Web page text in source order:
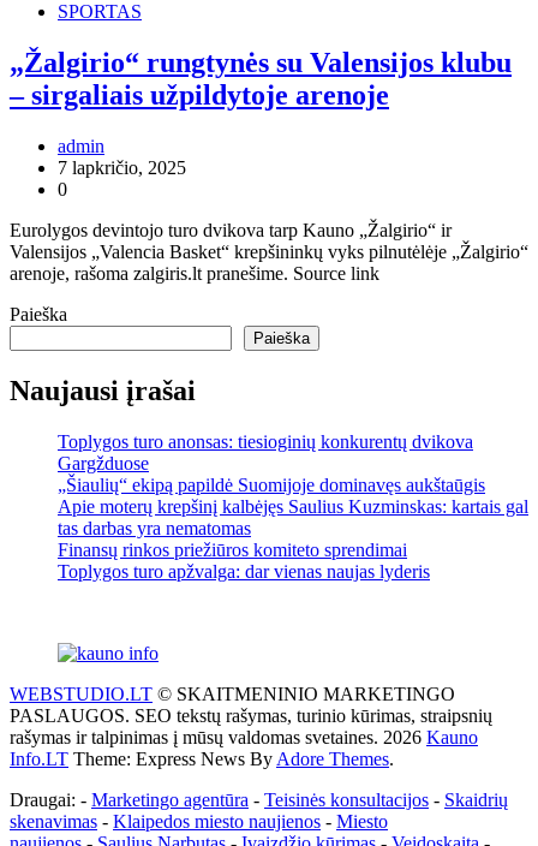
SPORTAS
„Žalgirio“ rungtynės su Valensijos klubu
– sirgaliais užpildytoje arenoje
admin
7 lapkričio, 2025
0
Eurolygos devintojo turo dvikova tarp Kauno „Žalgirio“ ir
Valensijos „Valencia Basket“ krepšininkų vyks pilnutėlėje „Žalgirio“
arenoje, rašoma zalgiris.lt pranešime. Source link
Paieška
Paieška
Naujausi įrašai
Toplygos turo anonsas: tiesioginių konkurentų dvikova
Gargžduose
„Šiaulių“ ekipą papildė Suomijoje dominavęs aukštaūgis
Apie moterų krepšinį kalbėjęs Saulius Kuzminskas: kartais gal
tas darbas yra nematomas
Finansų rinkos priežiūros komiteto sprendimai
Toplygos turo apžvalga: dar vienas naujas lyderis
WEBSTUDIO.LT © SKAITMENINIO MARKETINGO
PASLAUGOS. SEO tekstų rašymas, turinio kūrimas, straipsnių
rašymas ir talpinimas į mūsų valdomas svetaines. 2026 Kauno
Info.LT Theme: Express News By Adore Themes.
Draugai: - Marketingo agentūra - Teisinės konsultacijos - Skaidrių
skenavimas - Klaipedos miesto naujienos - Miesto